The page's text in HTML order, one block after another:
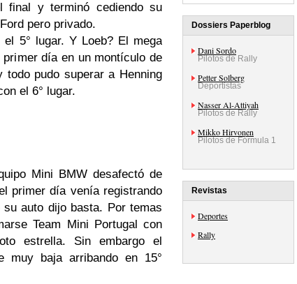
final y terminó cediendo su
pero privado.
5° lugar. Y Loeb? El mega
día en un montículo de
pudo superar a Henning
el 6° lugar.
Mini BMW desafectó de
primer día venía registrando
auto dijo basta. Por temas
Team Mini Portugal con
estrella. Sin embargo el
muy baja arribando en 15°
Dossiers Paperblog
Dani Sordo
Pilotos de Rally
Petter Solberg
Deportistas
Nasser Al-Attiyah
Pilotos de Rally
Mikko Hirvonen
Pilotos de Fórmula 1
Revistas
Deportes
Rally